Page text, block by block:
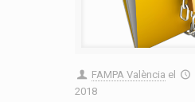
FAMPA València el
2018